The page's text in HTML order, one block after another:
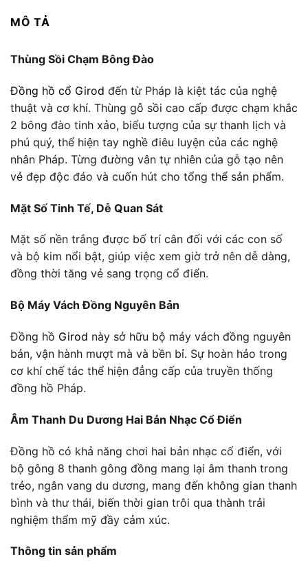
MÔ TẢ
Thùng Sồi Chạm Bông Đào
Đồng hồ cổ Girod đến từ Pháp là kiệt tác của nghệ
thuật và cơ khí. Thùng gỗ sồi cao cấp được chạm khắc
2 bông đào tinh xảo, biểu tượng của sự thanh lịch và
phú quý, thể hiện tay nghề điêu luyện của các nghệ
nhân Pháp. Từng đường vân tự nhiên của gỗ tạo nên
vẻ đẹp độc đáo và cuốn hút cho tổng thể sản phẩm.
Mặt Số Tinh Tế, Dễ Quan Sát
Mặt số nền trắng được bố trí cân đối với các con số
và bộ kim nổi bật, giúp việc xem giờ trở nên dễ dàng,
đồng thời tăng vẻ sang trọng cổ điển.
Bộ Máy Vách Đồng Nguyên Bản
Đồng hồ Girod này sở hữu bộ máy vách đồng nguyên
bản, vận hành mượt mà và bền bỉ. Sự hoàn hảo trong
cơ khí chế tác thể hiện đẳng cấp của truyền thống
đồng hồ Pháp.
Âm Thanh Du Dương Hai Bản Nhạc Cổ Điển
Đồng hồ có khả năng chơi hai bản nhạc cổ điển, với
bộ gông 8 thanh gông đồng mang lại âm thanh trong
trẻo, ngân vang du dương, mang đến không gian thanh
bình và thư thái, biến thời gian trôi qua thành trải
nghiệm thẩm mỹ đầy cảm xúc.
Thông tin sản phẩm